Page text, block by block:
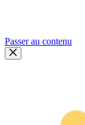
Passer au contenu